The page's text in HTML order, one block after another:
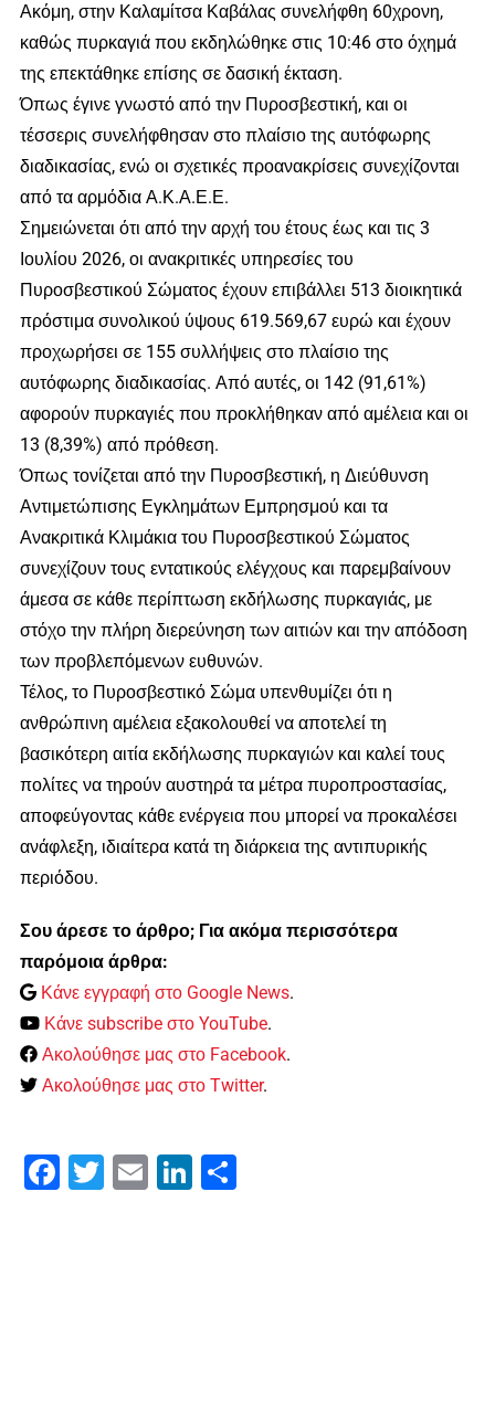
Ακόμη, στην Καλαμίτσα Καβάλας συνελήφθη 60χρονη,
καθώς πυρκαγιά που εκδηλώθηκε στις 10:46 στο όχημά
της επεκτάθηκε επίσης σε δασική έκταση.
Όπως έγινε γνωστό από την Πυροσβεστική, και οι
τέσσερις συνελήφθησαν στο πλαίσιο της αυτόφωρης
διαδικασίας, ενώ οι σχετικές προανακρίσεις συνεχίζονται
από τα αρμόδια Α.Κ.Α.Ε.Ε.
Σημειώνεται ότι από την αρχή του έτους έως και τις 3
Ιουλίου 2026, οι ανακριτικές υπηρεσίες του
Πυροσβεστικού Σώματος έχουν επιβάλλει 513 διοικητικά
πρόστιμα συνολικού ύψους 619.569,67 ευρώ και έχουν
προχωρήσει σε 155 συλλήψεις στο πλαίσιο της
αυτόφωρης διαδικασίας. Από αυτές, οι 142 (91,61%)
αφορούν πυρκαγιές που προκλήθηκαν από αμέλεια και οι
13 (8,39%) από πρόθεση.
Όπως τονίζεται από την Πυροσβεστική, η Διεύθυνση
Αντιμετώπισης Εγκλημάτων Εμπρησμού και τα
Ανακριτικά Κλιμάκια του Πυροσβεστικού Σώματος
συνεχίζουν τους εντατικούς ελέγχους και παρεμβαίνουν
άμεσα σε κάθε περίπτωση εκδήλωσης πυρκαγιάς, με
στόχο την πλήρη διερεύνηση των αιτιών και την απόδοση
των προβλεπόμενων ευθυνών.
Τέλος, το Πυροσβεστικό Σώμα υπενθυμίζει ότι η
ανθρώπινη αμέλεια εξακολουθεί να αποτελεί τη
βασικότερη αιτία εκδήλωσης πυρκαγιών και καλεί τους
πολίτες να τηρούν αυστηρά τα μέτρα πυροπροστασίας,
αποφεύγοντας κάθε ενέργεια που μπορεί να προκαλέσει
ανάφλεξη, ιδιαίτερα κατά τη διάρκεια της αντιπυρικής
περιόδου.
Σου άρεσε το άρθρο; Για ακόμα περισσότερα
παρόμοια άρθρα:
Κάνε εγγραφή στο Google News.
Κάνε subscribe στο YouTube.
Ακολούθησε μας στο Facebook.
Ακολούθησε μας στο Twitter.
Facebook
Twitter Email LinkedIn